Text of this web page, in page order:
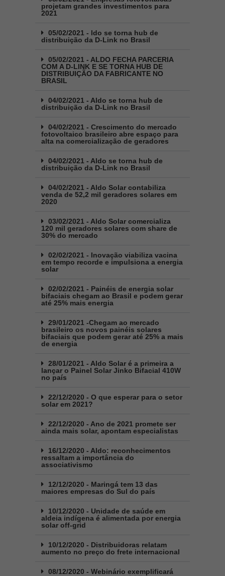
projetam grandes investimentos para
2021
05/02/2021 - ldo se torna hub de
distribuição da D-Link no Brasil
05/02/2021 - ALDO FECHA PARCERIA
COM A D-LINK E SE TORNA HUB DE
DISTRIBUIÇÃO DA FABRICANTE NO
BRASIL
04/02/2021 - Aldo se torna hub de
distribuição da D-Link no Brasil
04/02/2021 - Crescimento do mercado
fotovoltaico brasileiro abre espaço para
alta na comercialização de geradores
04/02/2021 - Aldo se torna hub de
distribuição da D-Link no Brasil
04/02/2021 - Aldo Solar contabiliza
venda de 52,2 mil geradores solares em
2020
03/02/2021 - Aldo Solar comercializa
120 mil geradores solares com share de
30% do mercado
02/02/2021 - Inovação viabiliza vacina
em tempo recorde e impulsiona a energia
solar
02/02/2021 - Painéis de energia solar
bifaciais chegam ao Brasil e podem gerar
até 25% mais energia
29/01/2021 -Chegam ao mercado
brasileiro os novos painéis solares
bifaciais que podem gerar até 25% a mais
de energia
28/01/2021 - Aldo Solar é a primeira a
lançar o Painel Solar Jinko Bifacial 410W
no país
22/12/2020 - O que esperar para o setor
solar em 2021?
22/12/2020 - Ano de 2021 promete ser
ainda mais solar, apontam especialistas
16/12/2020 - Aldo: reconhecimentos
ressaltam a importância do
associativismo
12/12/2020 - Maringá tem 13 das
maiores empresas do Sul do país
10/12/2020 - Unidade de saúde em
aldeia indígena é alimentada por energia
solar off-grid
10/12/2020 - Distribuidoras relatam
aumento no preço do frete internacional
08/12/2020 - Webinário exemplificará